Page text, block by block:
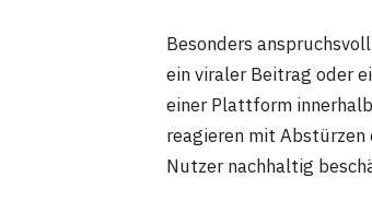
Besonders
ein viraler Beitrag oder
einer Plattform
reagieren mit
Nutzer nachhaltig